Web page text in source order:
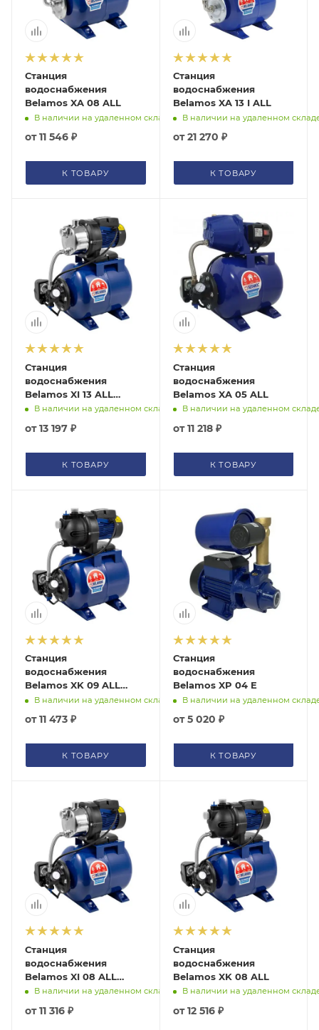
Станция
водоснабжения
Belamos XA 08 ALL
В наличии на удаленном складе
от11 546 ₽
К ТОВАРУ
Станция
водоснабжения
Belamos XA 13 I ALL
В наличии на удаленном
от21 270 ₽
К ТОВАРУ
Станция
водоснабжения
Belamos XI 13 ALL
XI13ALLБK
В наличии на удаленном складе
от13 197 ₽
К ТОВАРУ
Станция
водоснабжения
Belamos XA 05 ALL
В наличии на удаленном
от11 218 ₽
К ТОВАРУ
Станция
водоснабжения
Belamos XK 09 ALL
XK09ALLБK
В наличии на удаленном складе
от11 473 ₽
К ТОВАРУ
Станция
водоснабжения
Belamos XP 04 E
В наличии на удаленном
от5 020 ₽
К ТОВАРУ
Станция
водоснабжения
Belamos XI 08 ALL
XI08ALLБK
В наличии на удаленном складе
от11 316 ₽
Станция
водоснабжения
Belamos XK 08 ALL
В наличии на удаленном
от12 516 ₽